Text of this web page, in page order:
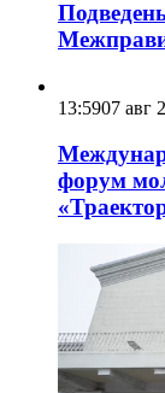
13:5907 авг
форум